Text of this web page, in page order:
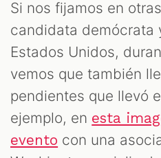
Si nos fijamos en
candidata demócrata
Estados Unidos,
vemos que también
pendientes que llevó
ejemplo, en esta
evento con una